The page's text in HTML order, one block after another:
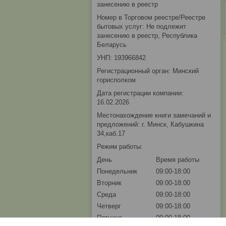
занесению в реестр
Номер в Торговом реестре/Реестре
бытовых услуг: Не подлежит
занесению в реестр, Республика
Беларусь
УНП: 193966842
Регистрационный орган: Минский
горисполком
Дата регистрации компании:
16.02.2026
Местонахождение книги замечаний и
предложений: г. Минск, Кабушкина
34,каб.17
Режим работы:
День
Время работы
Понедельник
09:00-18:00
Вторник
09:00-18:00
Среда
09:00-18:00
Четверг
09:00-18:00
Пятница
09:00-18:00